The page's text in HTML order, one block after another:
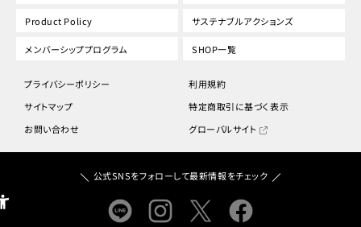
Product Policy サステナブルアクションズ
メンバーシッププログラム SHOP一覧
プライバシーポリシー
利用規約
サイトマップ
特定商取引に基づく表示
お問い合わせ
グローバルサイト
公式SNSをフォローして最新情報をチェック